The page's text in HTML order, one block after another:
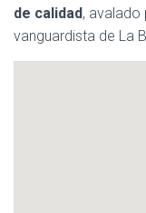
de calidad, avalado
vanguardista de La